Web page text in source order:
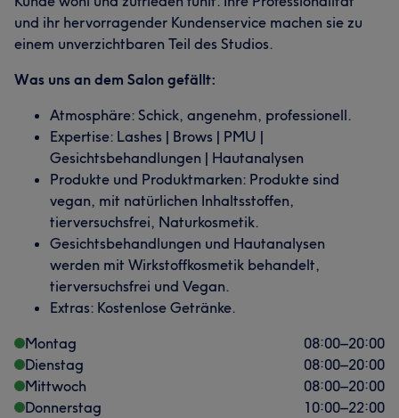
und ihr hervorragender Kundenservice machen sie zu
einem unverzichtbaren Teil des Studios.
Was uns an dem Salon gefällt:
Atmosphäre: Schick, angenehm, professionell.
Expertise: Lashes | Brows | PMU |
Gesichtsbehandlungen | Hautanalysen
Produkte und Produktmarken: Produkte sind
vegan, mit natürlichen Inhaltsstoffen,
tierversuchsfrei, Naturkosmetik.
Gesichtsbehandlungen und Hautanalysen
werden mit Wirkstoffkosmetik behandelt,
tierversuchsfrei und Vegan.
Extras: Kostenlose Getränke.
Montag
08:00–20:00
Dienstag
08:00–20:00
Mittwoch
08:00–20:00
Donnerstag
10:00–22:00